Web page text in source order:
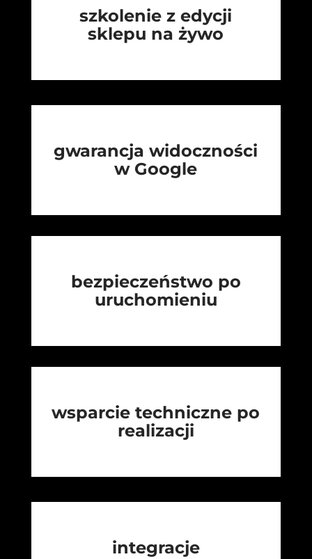
szkolenie z edycji
sklepu na żywo
gwarancja widoczności
w Google
bezpieczeństwo po
uruchomieniu
wsparcie techniczne po
realizacji
integracje